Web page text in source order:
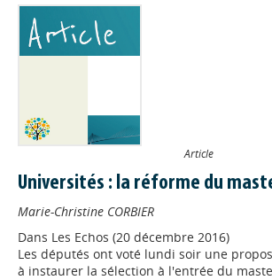
Article
Universités : la réforme du
Marie-Christine CORBIER
Dans Les Echos (20 décembre 2016)
Les députés ont voté lundi soir une
à instaurer la sélection à l'entrée du